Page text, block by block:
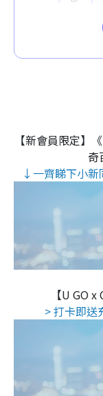
【新會員限定】
奇
↓一齊睇下小新
【U GO
> 打卡即送